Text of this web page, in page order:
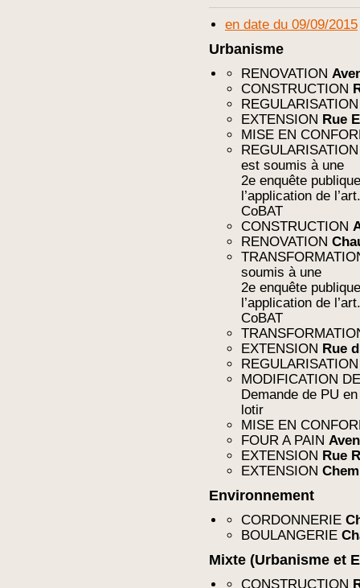
en date du 09/09/2015
Urbanisme
RENOVATION
CONSTRUCTION
EXTENSION Rue
MISE EN
est soumis à une
2e enquête
l’application de
CoBAT
CONSTRUCTION
RENOVATION
soumis à une
2e enquête
l’application de
CoBAT
EXTENSION Rue
MODIFICATION
Demande de PU
lotir
MISE EN
FOUR A PAIN
EXTENSION Rue
EXTENSION
Environnement
CORDONNERIE
BOULANGERIE
Mixte (Urbanisme et
CONSTRUCTION